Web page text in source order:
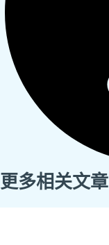
更多相关文章